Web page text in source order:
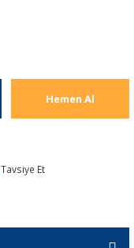
Hemen Al
Tavsiye Et